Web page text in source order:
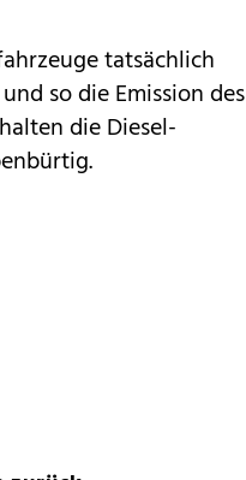
tatsächlich
so die Emission des
die Diesel-